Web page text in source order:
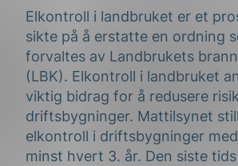
Elkontroll i landbruket er et
sikte på å erstatte en ordning
forvaltes av Landbrukets
(LBK). Elkontroll i landbruket
viktig bidrag for å redusere
driftsbygninger. Mattilsynet
elkontroll i driftsbygninger
minst hvert 3. år. Den siste tids